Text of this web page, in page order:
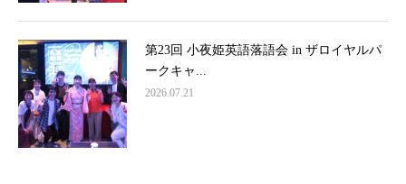
第23回 小夜姫英語落語会 in ザロイヤルパ
ークキャ...
2026.07.21